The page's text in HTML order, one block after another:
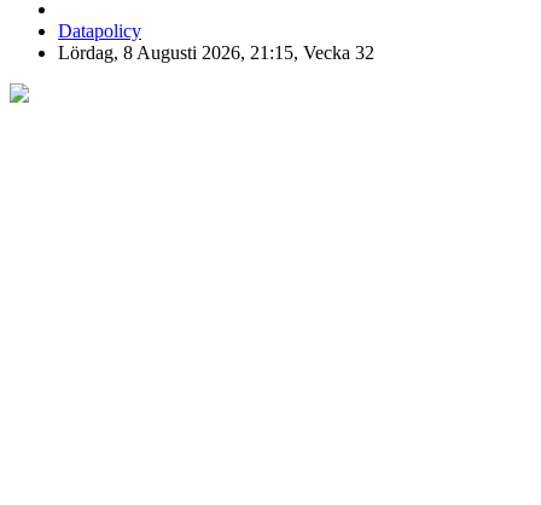
Datapolicy
Lördag, 8 Augusti 2026, 21:15, Vecka 32